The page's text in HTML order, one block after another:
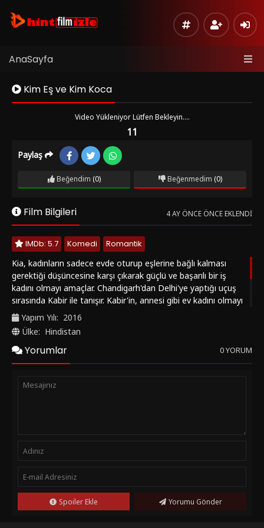
AnaSayfa
Kim Eş ve Kim Koca
Video Yükleniyor Lütfen Bekleyin....
11
Kaynak
Bildir
Sinema
Modu
Paylaş
Beğendim (0) Beğenmedim (0)
Film Bilgileri 4 AY ÖNCE ÖNCE EKLENDI
IMDb: 5.7 Komedi
Romantik
Kia, kadınların sadece evde oturup eşlerine bağlı kalması
gerektiği düşüncesine karşı çıkarak güçlü ve başarılı bir iş
kadını olmayı amaçlar. Chandigarh'dan Delhi'ye yaptığı uçuş
sırasında Kabir ile tanışır. Kabir'in, annesi gibi ev kadını olmayı
hayal ettiğini ve iş dünyasında aktif bir rol almak istemediğini
fark eder. Ayrıca Kabir'in, zengin bir babanın oğlu olduğunu ve
babasının mirasını devralmak ya da kariyer yolunu takip
etmek istemediğini öğrenir. Bu karşılaşma, Kia'nın azmi ve
Kabir'in hayalleri arasında önemli bir fark olduğunu ortaya
koyar.
Yapım Yılı: 2016
Ülke: Hindistan
Yorumlar 0 YORUM
Spoiler Ekle Yorumu Gönder